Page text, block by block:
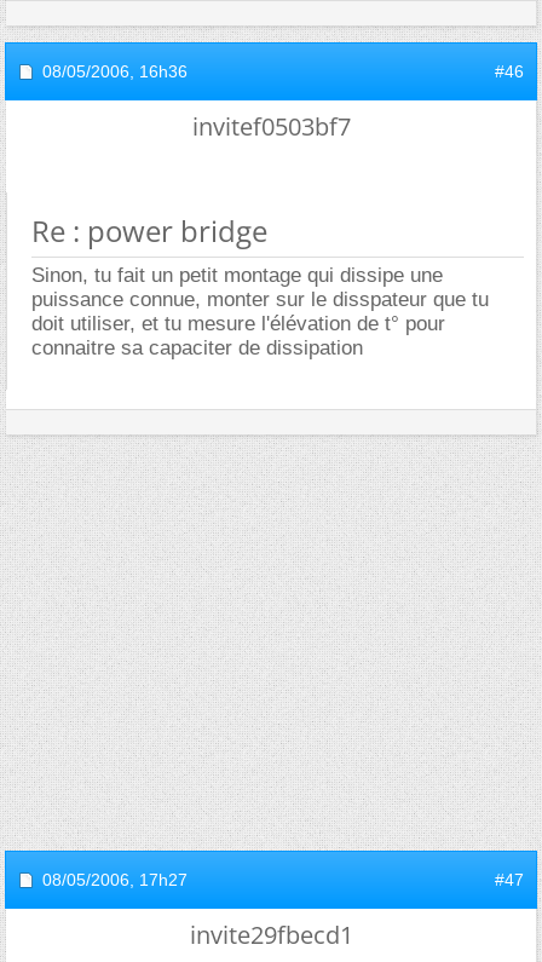
08/05/2006, 16h36 #46
invitef0503bf7
Re : power bridge
Sinon, tu fait un petit montage qui dissipe une
puissance connue, monter sur le disspateur que tu
doit utiliser, et tu mesure l'élévation de t° pour
connaitre sa capaciter de dissipation
08/05/2006, 17h27 #47
invite29fbecd1